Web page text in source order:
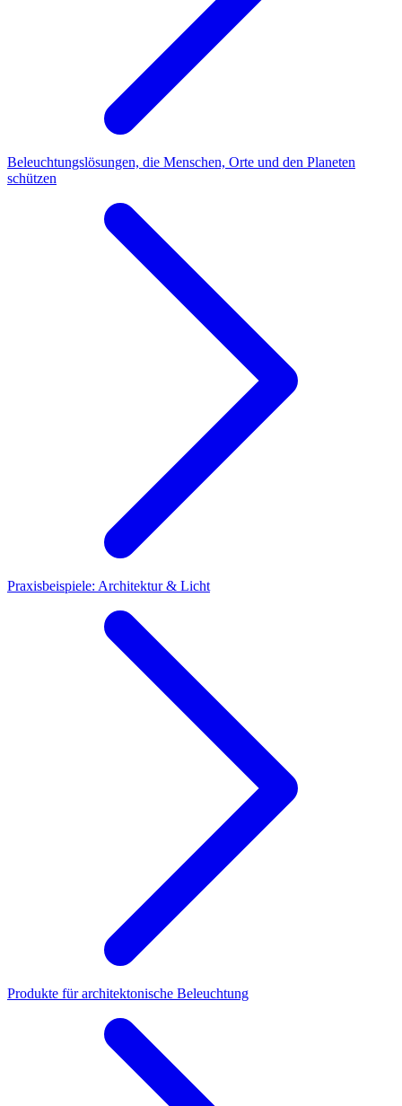
Beleuchtungslösungen, die Menschen, Orte und den Planeten
schützen
Praxisbeispiele: Architektur & Licht
Produkte für architektonische Beleuchtung